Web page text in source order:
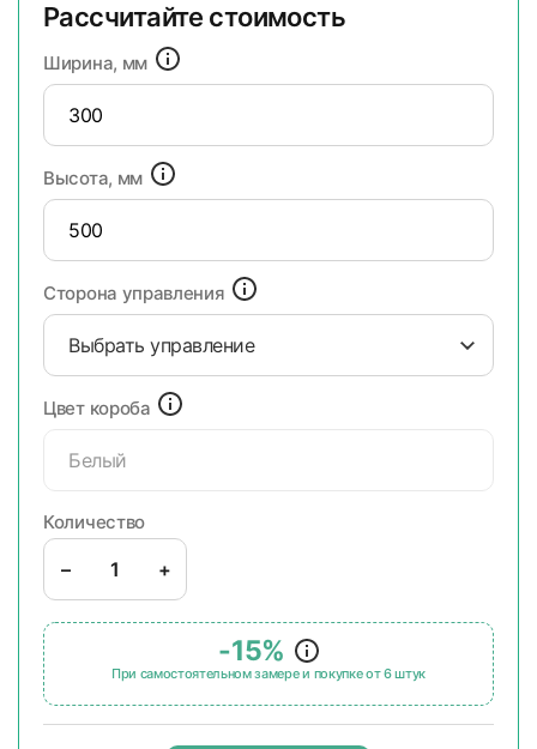
Рассчитайте стоимость
Ширина, мм
Высота, мм
Сторона управления
Выбрать управление
Цвет короба
Белый
Количество
– +
-15%
При самостоятельном замере и покупке от 6 штук